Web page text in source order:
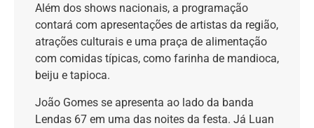
Além dos shows nacionais, a programação
contará com apresentações de artistas da região,
atrações culturais e uma praça de alimentação
com comidas típicas, como farinha de mandioca,
beiju e tapioca.
João Gomes se apresenta ao lado da banda
Lendas 67 em uma das noites da festa. Já Luan